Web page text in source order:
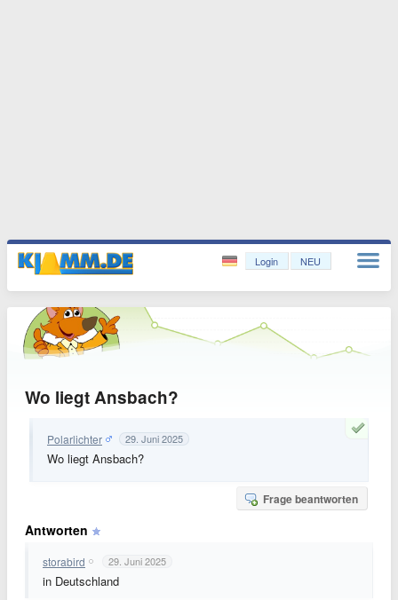
Login NEU
Wo liegt Ansbach?
Polarlichter 29. Juni 2025
Wo liegt Ansbach?
Frage beantworten
Antworten
storabird 29. Juni 2025
in Deutschland